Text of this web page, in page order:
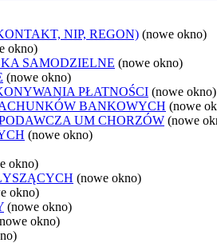
NIP, REGON) (nowe okno)
okno)
SAMODZIELNE (nowe okno)
(nowe okno)
PŁATNOŚCI (nowe okno)
BANKOWYCH (nowe
UM CHORZÓW (nowe
(nowe okno)
okno)
(nowe okno)
okno)
(nowe okno)
okno)